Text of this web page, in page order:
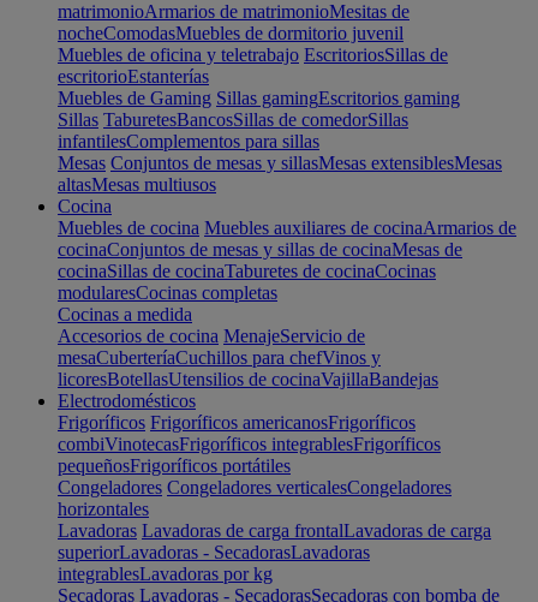
matrimonioArmarios de matrimonioMesitas de
nocheComodasMuebles de dormitorio juvenil
Muebles de oficina y teletrabajo EscritoriosSillas de
escritorioEstanterías
Muebles de Gaming Sillas gamingEscritorios gaming
Sillas TaburetesBancosSillas de comedorSillas
infantilesComplementos para sillas
Mesas Conjuntos de mesas y sillasMesas extensiblesMesas
altasMesas multiusos
Cocina
Muebles de cocina Muebles auxiliares de cocinaArmarios de
cocinaConjuntos de mesas y sillas de cocinaMesas de
cocinaSillas de cocinaTaburetes de cocinaCocinas
modularesCocinas completas
Cocinas a medida
Accesorios de cocina MenajeServicio de
mesaCuberteríaCuchillos para chefVinos y
licoresBotellasUtensilios de cocinaVajillaBandejas
Electrodomésticos
Frigoríficos Frigoríficos americanosFrigoríficos
combiVinotecasFrigoríficos integrablesFrigoríficos
pequeñosFrigoríficos portátiles
Congeladores Congeladores verticalesCongeladores
horizontales
Lavadoras Lavadoras de carga frontalLavadoras de carga
superiorLavadoras - SecadorasLavadoras
integrablesLavadoras por kg
Secadoras Lavadoras - SecadorasSecadoras con bomba de